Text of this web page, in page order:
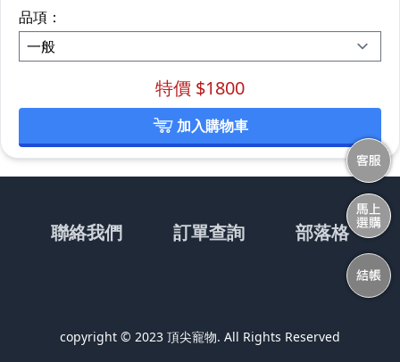
品項：
特價 $1800
加入購物車
聯絡我們 訂單查詢 部落格
copyright © 2023 頂尖寵物. All Rights Reserved